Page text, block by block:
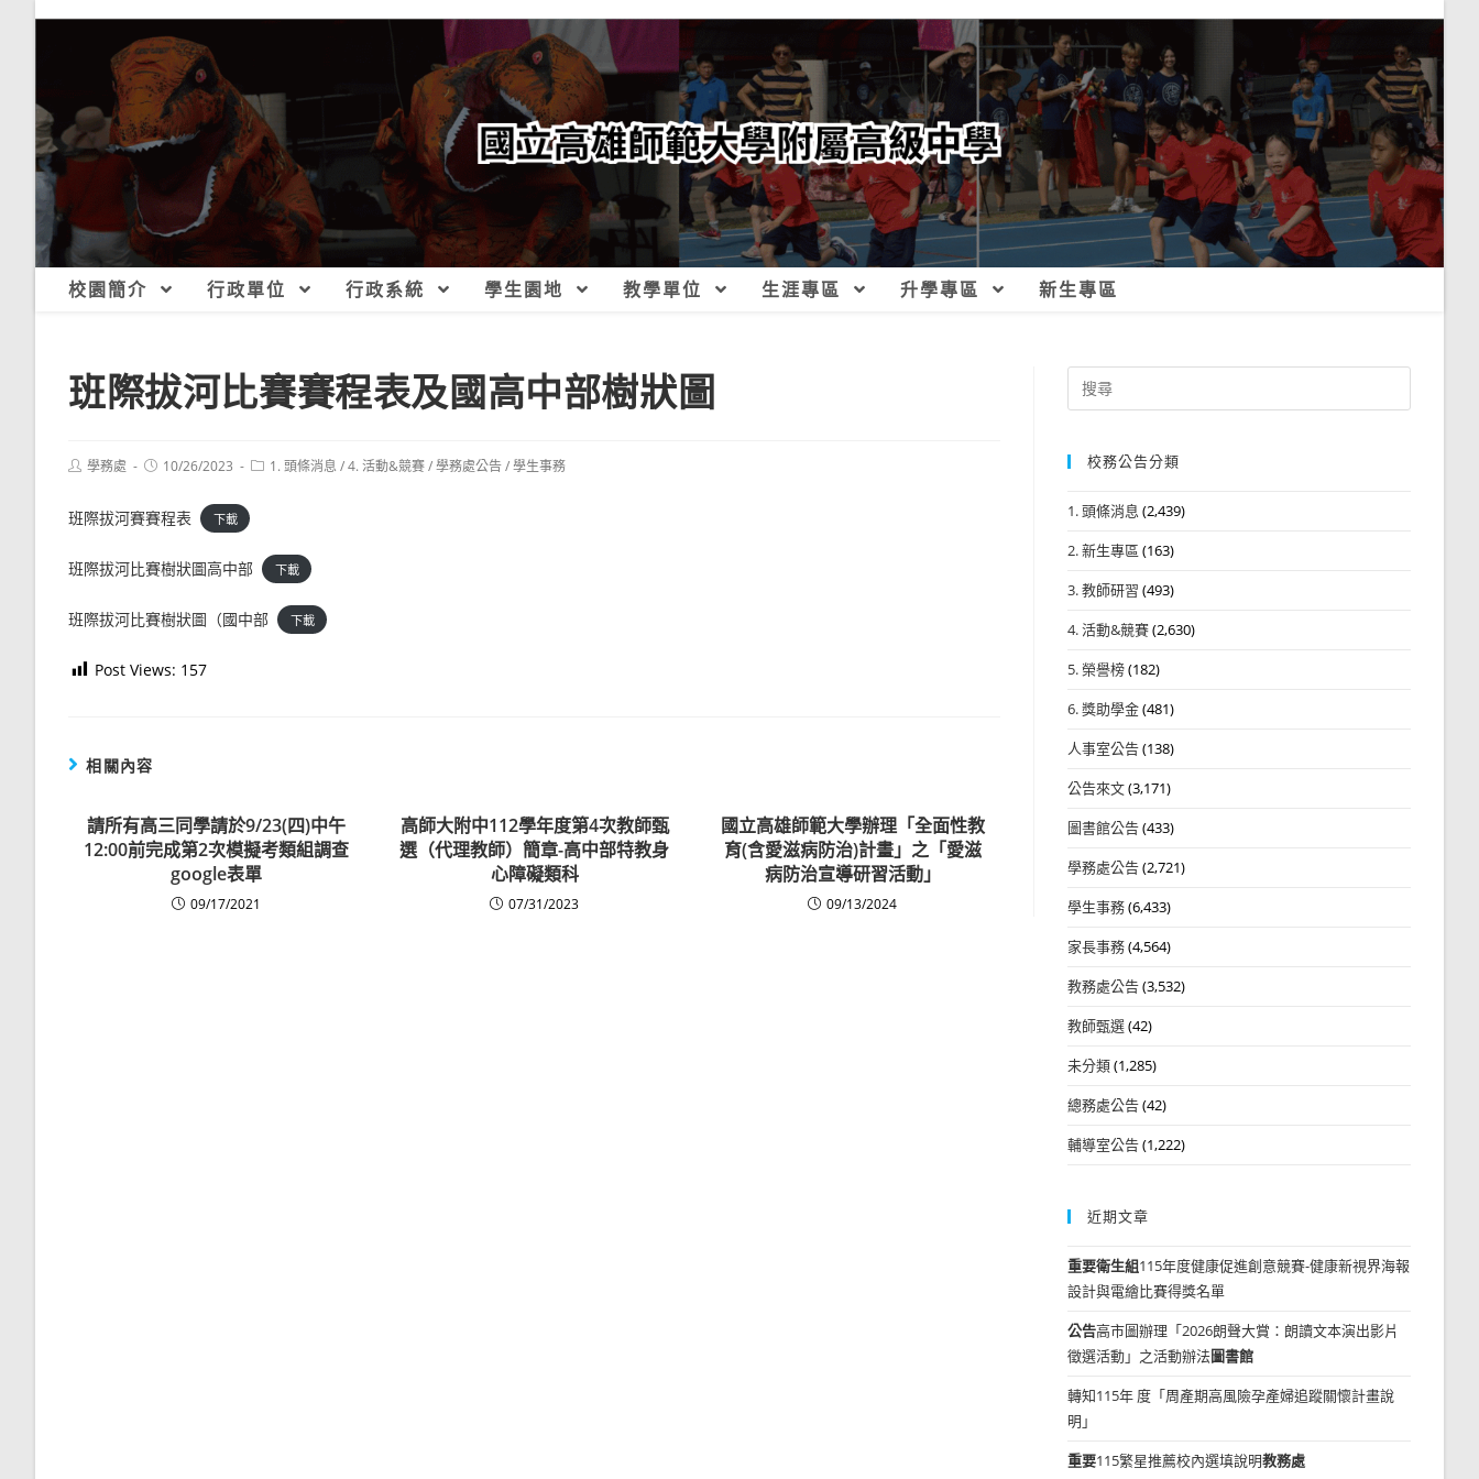
校園簡介 行政單位 行政系統 學生園地 教學單位 生涯專區 升學專區 新生專區
班際拔河比賽賽程表及國高中部樹狀圖
Post學務處
Post10/26/2023
Post1. 頭條消息 /4. 活動&競賽/學務處公告/學生事務
班際拔河賽賽程表 下載
班際拔河比賽樹狀圖高中部 下載
班際拔河比賽樹狀圖（國中部 下載
Post Views: 157
相關內容
請所有高三同學請於9/23(四)中午
12:00前完成第2次模擬考類組調查
google表單
09/17/2021
高師大附中112學年度第4次教師甄
選（代理教師）簡章-高中部特教身
心障礙類科
07/31/2023
國立高雄師範大學辦理「全面性教
育(含愛滋病防治)計畫」之「愛滋
病防治宣導研習活動」
09/13/2024
Search
for:
校務公告分類
1. 頭條消息 (2,439)
2. 新生專區 (163)
3. 教師研習 (493)
4. 活動&競賽(2,630)
5. 榮譽榜(182)
6. 獎助學金(481)
人事室公告(138)
公告來文(3,171)
圖書館公告(433)
學務處公告(2,721)
學生事務(6,433)
家長事務(4,564)
教務處公告(3,532)
教師甄選(42)
未分類(1,285)
總務處公告(42)
輔導室公告(1,222)
近期文章
重要衛生組115年度健康促進創意競賽-健康新視界海報
設計與電繪比賽得獎名單
公告高市圖辦理「2026朗聲大賞：朗讀文本演出影片
徵選活動」之活動辦法圖書館
轉知115年 度「周產期高風險孕產婦追蹤關懷計畫說
明」
重要115繁星推薦校內選填說明教務處